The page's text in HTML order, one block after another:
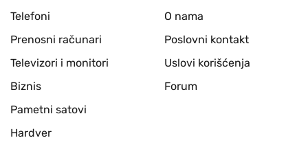
Telefoni
Prenosni računari
Televizori i monitori
Biznis
Pametni satovi
Hardver
O nama
Poslovni kontakt
Uslovi korišćenja
Forum